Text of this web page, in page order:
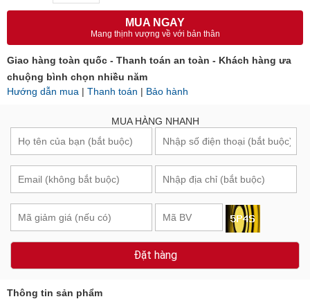
MUA NGAY
Mang thịnh vượng về với bản thân
Giao hàng toàn quốc - Thanh toán an toàn - Khách hàng ưa
chuộng bình chọn nhiều năm
Hướng dẫn mua | Thanh toán | Bảo hành
MUA HÀNG NHANH
Đặt hàng
Thông tin sản phẩm